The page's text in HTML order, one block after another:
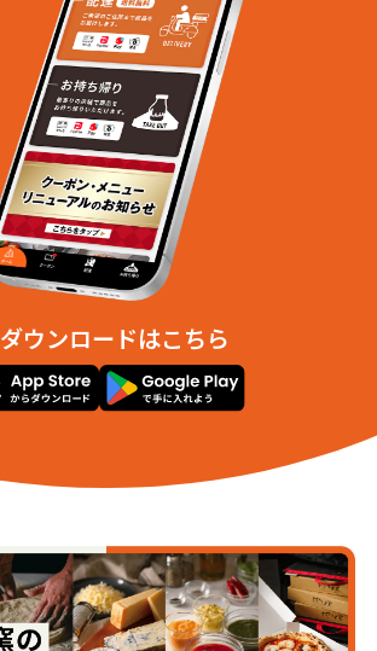
ダウンロードはこちら